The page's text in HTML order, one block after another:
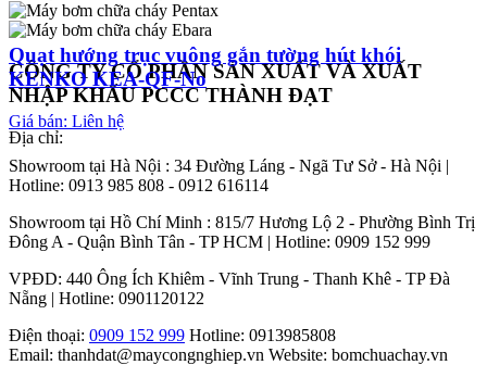
Quạt hướng trục vuông gắn tường hút khói
KENKO KEA-QF-No
Giá bán: Liên hệ
CÔNG TY CỔ PHẦN SẢN XUẤT VÀ XUẤT
NHẬP KHẨU PCCC THÀNH ĐẠT
Địa chỉ:
Showroom tại Hà Nội : 34 Đường Láng - Ngã Tư Sở - Hà Nội |
Hotline: 0913 985 808 - 0912 616114
Showroom tại Hồ Chí Minh : 815/7 Hương Lộ 2 - Phường Bình Trị
Đông A - Quận Bình Tân - TP HCM | Hotline: 0909 152 999
VPĐD: 440 Ông Ích Khiêm - Vĩnh Trung - Thanh Khê - TP Đà
Nẵng | Hotline: 0901120122
Điện thoại: 0909 152 999 Hotline: 0913985808
Email: thanhdat@maycongnghiep.vn Website: bomchuachay.vn